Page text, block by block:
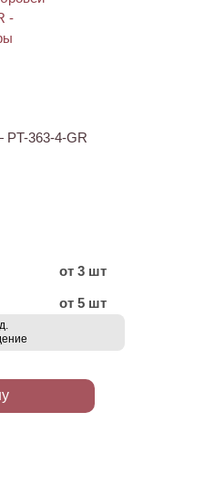
363-4-GR
от 3 шт
от 5 шт